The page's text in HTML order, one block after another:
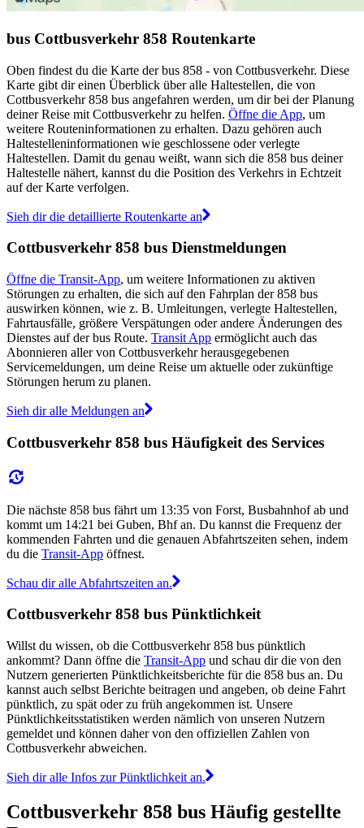
bus Cottbusverkehr 858 Routenkarte
Oben findest du die Karte der bus 858 - von Cottbusverkehr. Diese
Karte gibt dir einen Überblick über alle Haltestellen, die von
Cottbusverkehr 858 bus angefahren werden, um dir bei der Planung
deiner Reise mit Cottbusverkehr zu helfen. Öffne die App, um
weitere Routeninformationen zu erhalten. Dazu gehören auch
Haltestelleninformationen wie geschlossene oder verlegte
Haltestellen. Damit du genau weißt, wann sich die 858 bus deiner
Haltestelle nähert, kannst du die Position des Verkehrs in Echtzeit
auf der Karte verfolgen.
Sieh dir die detaillierte Routenkarte an
Cottbusverkehr 858 bus Dienstmeldungen
Öffne die Transit-App, um weitere Informationen zu aktiven
Störungen zu erhalten, die sich auf den Fahrplan der 858 bus
auswirken können, wie z. B. Umleitungen, verlegte Haltestellen,
Fahrtausfälle, größere Verspätungen oder andere Änderungen des
Dienstes auf der bus Route. Transit App ermöglicht auch das
Abonnieren aller von Cottbusverkehr herausgegebenen
Servicemeldungen, um deine Reise um aktuelle oder zukünftige
Störungen herum zu planen.
Sieh dir alle Meldungen an
Cottbusverkehr 858 bus Häufigkeit des Services
Die nächste 858 bus fährt um 13:35 von Forst, Busbahnhof ab und
kommt um 14:21 bei Guben, Bhf an. Du kannst die Frequenz der
kommenden Fahrten und die genauen Abfahrtszeiten sehen, indem
du die Transit-App öffnest.
Schau dir alle Abfahrtszeiten an.
Cottbusverkehr 858 bus Pünktlichkeit
Willst du wissen, ob die Cottbusverkehr 858 bus pünktlich
ankommt? Dann öffne die Transit-App und schau dir die von den
Nutzern generierten Pünktlichkeitsberichte für die 858 bus an. Du
kannst auch selbst Berichte beitragen und angeben, ob deine Fahrt
pünktlich, zu spät oder zu früh angekommen ist. Unsere
Pünktlichkeitsstatistiken werden nämlich von unseren Nutzern
gemeldet und können daher von den offiziellen Zahlen von
Cottbusverkehr abweichen.
Sieh dir alle Infos zur Pünktlichkeit an.
Cottbusverkehr 858 bus Häufig gestellte